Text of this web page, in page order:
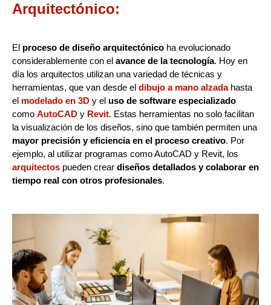
Arquitectónico:
El proceso de diseño arquitectónico ha evolucionado
considerablemente con el avance de la tecnología. Hoy en
día los arquitectos utilizan una variedad de técnicas y
herramientas, que van desde el dibujo a mano alzadahasta
el modelado en 3D y el uso de software especializado
como AutoCAD y Revit. Estas herramientas no solo facilitan
la visualización de los diseños, sino que también permiten una
mayor precisión y eficiencia en el proceso creativo. Por
ejemplo, al utilizar programas como AutoCAD y Revit, los
arquitectos pueden crear diseños detallados y colaborar en
tiempo real con otros profesionales.